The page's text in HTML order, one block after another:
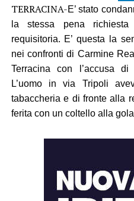
TERRACINA-E’ stato
la stessa pena
requisitoria. E’ questa la
nei confronti di Carmine
Terracina con l’accusa
L’uomo in via Tripoli
tabaccheria e di fronte alla
ferita con un coltello alla